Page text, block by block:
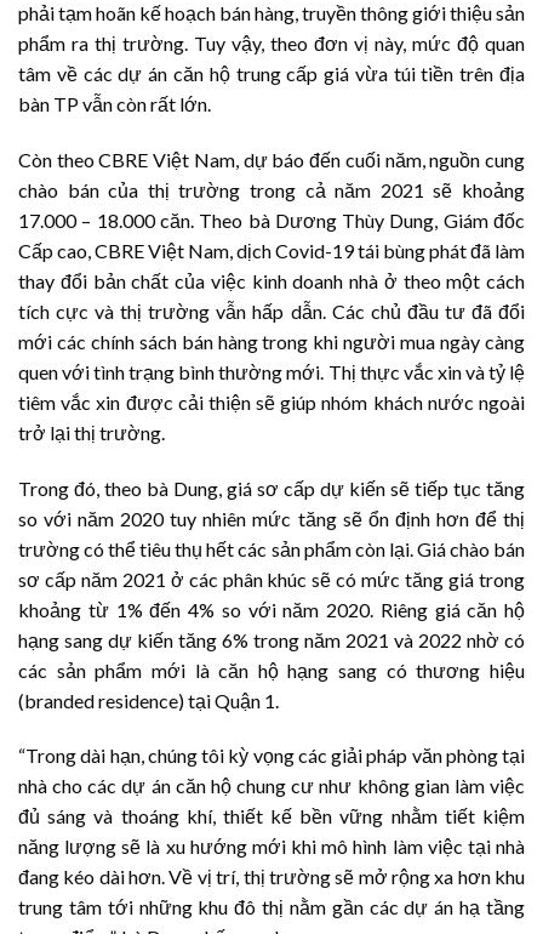
phải tạm hoãn kế hoạch bán hàng, truyền thông giới thiệu sản
phẩm ra thị trường. Tuy vậy, theo đơn vị này, mức độ quan
tâm về các dự án căn hộ trung cấp giá vừa túi tiền trên địa
bàn TP vẫn còn rất lớn.
Còn theo CBRE Việt Nam, dự báo đến cuối năm, nguồn cung
chào bán của thị trường trong cả năm 2021 sẽ khoảng
17.000 – 18.000 căn. Theo bà Dương Thùy Dung, Giám đốc
Cấp cao, CBRE Việt Nam, dịch Covid-19 tái bùng phát đã làm
thay đổi bản chất của việc kinh doanh nhà ở theo một cách
tích cực và thị trường vẫn hấp dẫn. Các chủ đầu tư đã đổi
mới các chính sách bán hàng trong khi người mua ngày càng
quen với tình trạng bình thường mới. Thị thực vắc xin và tỷ lệ
tiêm vắc xin được cải thiện sẽ giúp nhóm khách nước ngoài
trở lại thị trường.
Trong đó, theo bà Dung, giá sơ cấp dự kiến sẽ tiếp tục tăng
so với năm 2020 tuy nhiên mức tăng sẽ ổn định hơn để thị
trường có thể tiêu thụ hết các sản phẩm còn lại. Giá chào bán
sơ cấp năm 2021 ở các phân khúc sẽ có mức tăng giá trong
khoảng từ 1% đến 4% so với năm 2020. Riêng giá căn hộ
hạng sang dự kiến tăng 6% trong năm 2021 và 2022 nhờ có
các sản phẩm mới là căn hộ hạng sang có thương hiệu
(branded residence) tại Quận 1.
“Trong dài hạn, chúng tôi kỳ vọng các giải pháp văn phòng tại
nhà cho các dự án căn hộ chung cư như không gian làm việc
đủ sáng và thoáng khí, thiết kế bền vững nhằm tiết kiệm
năng lượng sẽ là xu hướng mới khi mô hình làm việc tại nhà
đang kéo dài hơn. Về vị trí, thị trường sẽ mở rộng xa hơn khu
trung tâm tới những khu đô thị nằm gần các dự án hạ tầng